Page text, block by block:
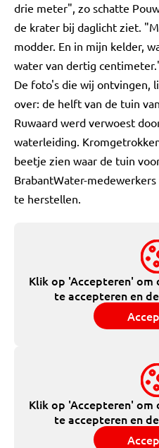
drie meter", zo schatte
de krater bij daglicht ziet.
modder. En in mijn kelder,
water van dertig
De foto's die wij ontvingen,
over: de helft van de tuin
Ruwaard werd verwoest
waterleiding.
beetje zien waar de tuin
BrabantWater-
te herstellen.
Klik op 'Accepteren' om
te accepteren en
Klik op 'Accepteren' om
te accepteren en